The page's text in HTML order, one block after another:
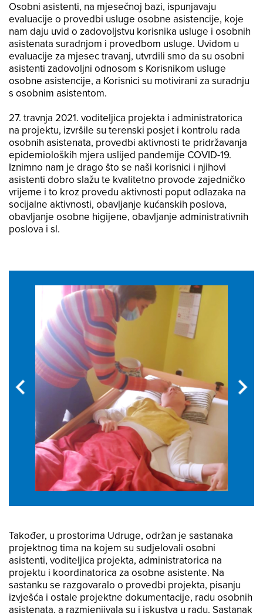
Osobni asistenti, na mjesečnoj bazi, ispunjavaju
evaluacije o provedbi usluge osobne asistencije, koje
nam daju uvid o zadovoljstvu korisnika usluge i osobnih
asistenata suradnjom i provedbom usluge. Uvidom u
evaluacije za mjesec travanj, utvrdili smo da su osobni
asistenti zadovoljni odnosom s Korisnikom usluge
osobne asistencije, a Korisnici su motivirani za suradnju
s osobnim asistentom.
27. travnja 2021. voditeljica projekta i administratorica
na projektu, izvršile su terenski posjet i kontrolu rada
osobnih asistenata, provedbi aktivnosti te pridržavanja
epidemioloških mjera uslijed pandemije COVID-19.
Iznimno nam je drago što se naši korisnici i njihovi
asistenti dobro slažu te kvalitetno provode zajedničko
vrijeme i to kroz provedu aktivnosti poput odlazaka na
socijalne aktivnosti, obavljanje kućanskih poslova,
obavljanje osobne higijene, obavljanje administrativnih
poslova i sl.
Također, u prostorima Udruge, održan je sastanaka
projektnog tima na kojem su sudjelovali osobni
asistenti, voditeljica projekta, administratorica na
projektu i koordinatorica za osobne asistente. Na
sastanku se razgovaralo o provedbi projekta, pisanju
izvješća i ostale projektne dokumentacije, radu osobnih
asistenata, a razmjenjivala su i iskustva u radu. Sastanak